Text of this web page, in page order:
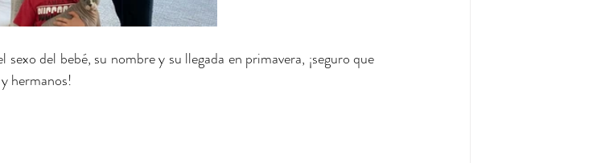
del bebé, su nombre y su llegada en primavera, ¡seguro que
hermanos!